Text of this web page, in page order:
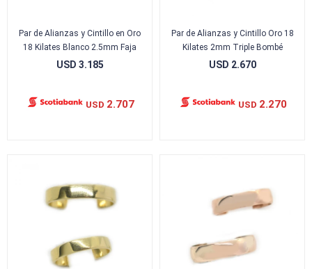
Par de Alianzas y Cintillo en Oro
18 Kilates Blanco 2.5mm Faja
USD 3.185
USD 2.707
Par de Alianzas y Cintillo Oro 18
Kilates 2mm Triple Bombé
USD 2.670
USD 2.270